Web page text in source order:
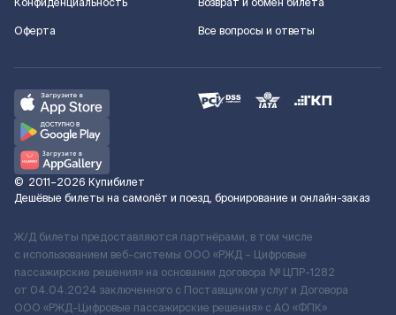
Оферта
Все вопросы и ответы
© 2011–2026 Купибилет
Дешёвые билеты на самолёт и поезд, бронирование и онлайн-заказ
Ж/Д билеты предоставляются партнёрами, в том числе
с использованием веб-системы ООО «РЖД – Цифровые
пассажирские решения» на основании договора № ЦПР-1282
от 04.04.2024 заключенного с Поставщиком услуг и Договора
ООО «РЖД-Цифровые пассажирские решения» c АО «ФПК»